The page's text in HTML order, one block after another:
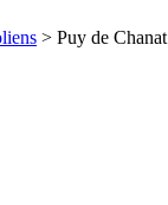
> Puy de Chanat